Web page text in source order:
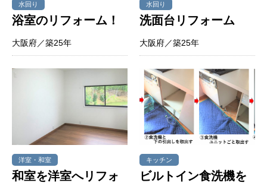
水回り
浴室のリフォーム！
大阪府／築25年
水回り
洗面台リフォーム
大阪府／築25年
洋室・和室
和室を洋室へリフォ
キッチン
ビルトイン食洗機を